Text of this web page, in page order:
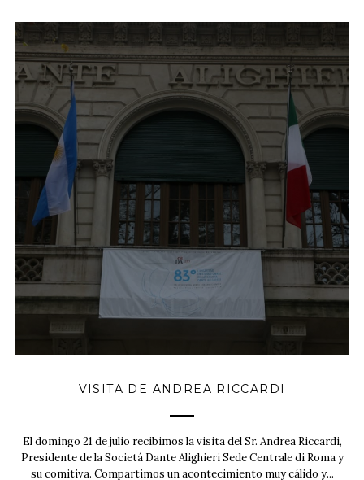
VISITA DE ANDREA RICCARDI
El domingo 21 de julio recibimos la visita del Sr. Andrea Riccardi,
Presidente de la Societá Dante Alighieri Sede Centrale di Roma y
su comitiva. Compartimos un acontecimiento muy cálido y...